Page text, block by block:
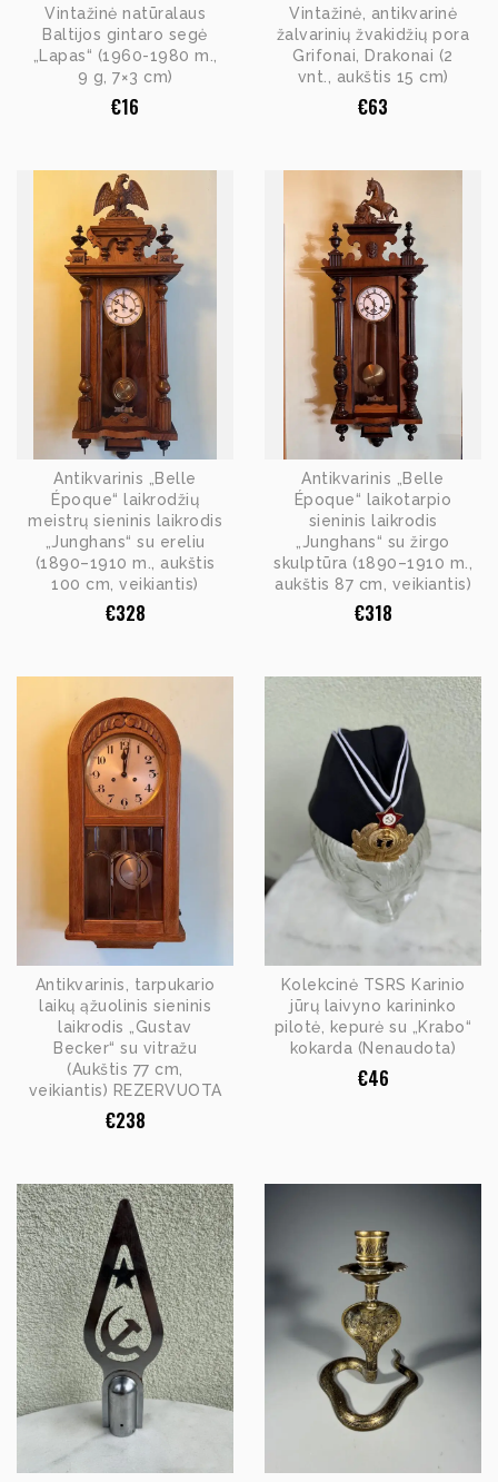
Vintažinė natūralaus
Baltijos gintaro segė
„Lapas“ (1960-1980 m.,
9 g, 7×3 cm)
€16
Vintažinė, antikvarinė
žalvarinių žvakidžių pora
Grifonai, Drakonai (2
vnt., aukštis 15 cm)
€63
Antikvarinis „Belle
Époque“ laikrodžių
meistrų sieninis laikrodis
„Junghans“ su ereliu
(1890–1910 m., aukštis
100 cm, veikiantis)
€328
Antikvarinis „Belle
Époque“ laikotarpio
sieninis laikrodis
„Junghans“ su žirgo
skulptūra (1890–1910 m.,
aukštis 87 cm, veikiantis)
€318
Antikvarinis, tarpukario
laikų ąžuolinis sieninis
laikrodis „Gustav
Becker“ su vitražu
(Aukštis 77 cm,
veikiantis) REZERVUOTA
€238
Kolekcinė TSRS Karinio
jūrų laivyno karininko
pilotė, kepurė su „Krabo“
kokarda (Nenaudota)
€46